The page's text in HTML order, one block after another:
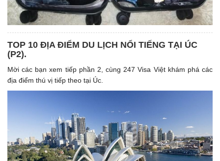
TOP 10 ĐỊA ĐIỂM DU LỊCH NỔI TIẾNG TẠI ÚC
(P2).
Mời các bạn xem tiếp phần 2, cùng 247 Visa Việt khám phá các
địa điểm thú vị tiếp theo tại Úc.